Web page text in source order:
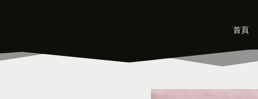
首頁